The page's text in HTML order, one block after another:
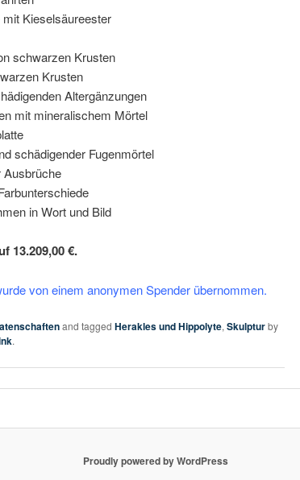
Kieselsäureester
schwarzen Krusten
Krusten
Altergänzungen
mit mineralischem Mörtel
schädigender Fugenmörtel
Ausbrüche
in Wort und Bild
13.209,00 €.
von einem anonymen Spender übernommen.
and tagged Herakles und Hippolyte, Skulpturby
.
Proudly powered by WordPress